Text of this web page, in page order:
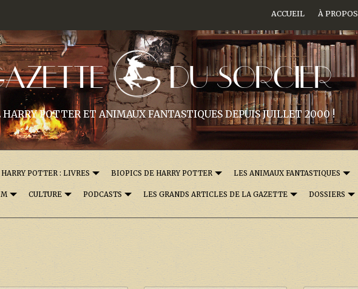
ACCUEIL À PROPOS
DU SORCIER
POTTER ET ANIMAUX FANTASTIQUES DEPUIS JUILLET 2000 !
HARRY POTTER : LIVRES BIOPICS DE HARRY POTTER LES ANIMAUX FANTASTIQUES
CULTURE PODCASTS LES GRANDS ARTICLES DE LA GAZETTE DOSSIERS